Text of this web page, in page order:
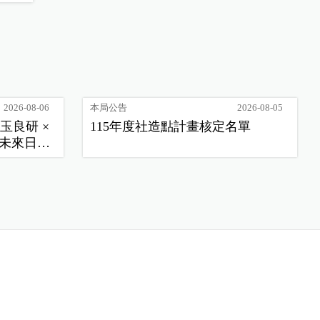
2026-08-06
良研 ×
來日
本局公告 2026-08-05
115年度社造點計畫核定名單